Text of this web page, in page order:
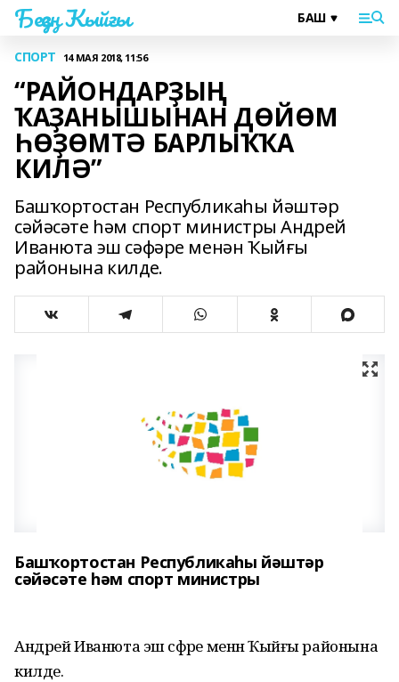
Беҙҙең Ҡыйғы
СПОРТ 14 МАЯ 2018, 11:56
“РАЙОНДАРҘЫҢ
ҠАҘАНЫШЫНАН ДӨЙӨМ
ҺӨҘӨМТӘ БАРЛЫҠҠА
КИЛӘ”
Башҡортостан Республикаһы йәштәр
сәйәсәте һәм спорт министры Андрей
Иванюта эш сәфәре менән Ҡыйғы
районына килде.
Башҡортостан Республикаһы йәштәр
сәйәсәте һәм спорт министры
Андрей Иванюта эш сәфәре менән Ҡыйғы районына
килде.